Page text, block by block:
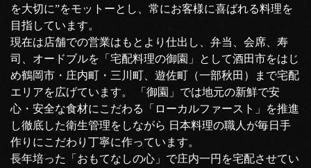
を大切に”をモットーとし、常にお客様に喜ばれる料理を
目指しています。
現在は店舗での営業はもとより仕出し、弁当、会席、寿
司、オードブルを「宅配料理の御園」として酒田市をはじ
め鶴岡市・庄内町・三川町、遊佐町（一部秋田）まで宅配
エリアを広げています。 「御園」では地元の新鮮で安
心・安全な食材にこだわる「ローカルファースト」を推進
し徹底した衛生管理をしながら 日本料理の職人が毎日手
作りにこだわり丁寧に作っています。
長年培った「おもてなしの心」で庄内一円を宅配させてい